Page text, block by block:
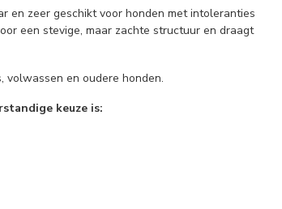
en zeer geschikt voor honden met intoleranties
een stevige, maar zachte structuur en draagt
volwassen en oudere honden.
keuze is: